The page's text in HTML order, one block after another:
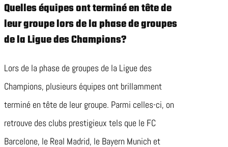
Quelles équipes ont terminé en tête de
leur groupe lors de la phase de groupes
de la Ligue des Champions?
Lors de la phase de groupes de la Ligue des
Champions, plusieurs équipes ont brillamment
terminé en tête de leur groupe. Parmi celles-ci, on
retrouve des clubs prestigieux tels que le FC
Barcelone, le Real Madrid, le Bayern Munich et